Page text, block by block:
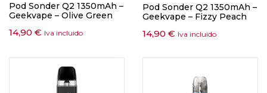
Pod Sonder Q2 1350mAh –
Geekvape – Olive Green
14,90 € Iva incluido
Pod Sonder Q2 1350mAh –
Geekvape – Fizzy Peach
14,90 € Iva incluido